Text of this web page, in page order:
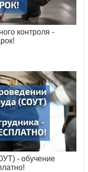
контроля -
- обучение